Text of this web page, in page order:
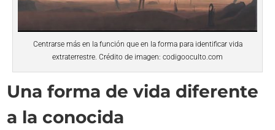
Centrarse más en la función que en la forma para identificar vida
extraterrestre. Crédito de imagen: codigooculto.com
Una forma de vida diferente
a la conocida